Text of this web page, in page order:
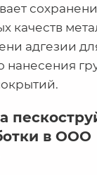
качеств
адгезии
нанесения
в ООО